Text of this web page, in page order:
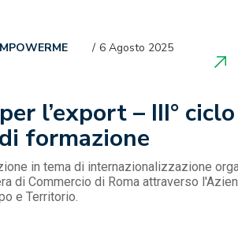
l’export – III° ciclo
formazione
6 Agosto 2025
in tema di internazionalizzazione
di Commercio di Roma attraverso l'Azien
e Territorio.